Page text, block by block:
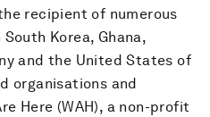
recipient of numerous
Korea, Ghana,
and the United States of
organisations and
Here (WAH), a non-profit